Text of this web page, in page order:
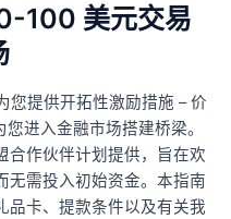
100 美元交易
您提供开拓性激励措施 – 价
进入金融市场搭建桥梁。
合作伙伴计划提供，旨在欢
无需投入初始资金。本指南
品卡、提款条件以及有关我